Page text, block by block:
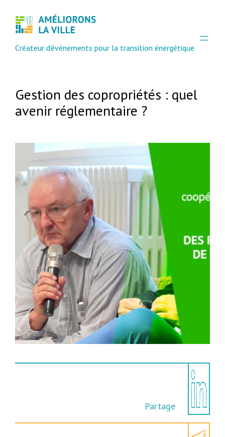
Créateur d'événements pour la transition énergétique
Gestion des copropriétés : quel
avenir réglementaire ?
Partage